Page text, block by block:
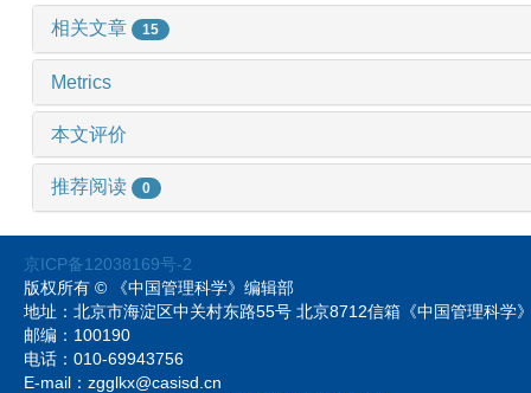
相关文章 15
Metrics
本文评价
推荐阅读 0
京ICP备12038169号-2
版权所有 © 《中国管理科学》编辑部
地址：北京市海淀区中关村东路55号 北京8712信箱《中国管理科
邮编：100190
电话：010-69943756
E-mail：zgglkx@casisd.cn